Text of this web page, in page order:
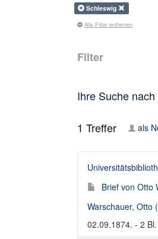
Schleswig
Alle Filter entfernen
Filter
Ihre Suche nach
1 Treffer als
Brief von Otto
Warschauer, Otto
02.09.1874. - 2